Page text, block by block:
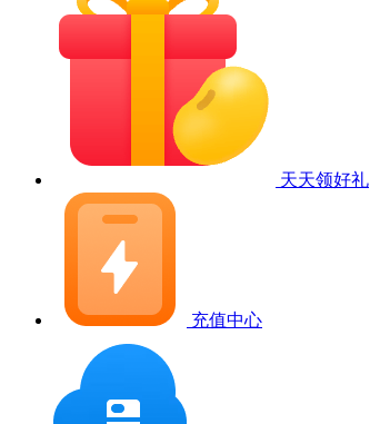
天天领好礼
充值中心